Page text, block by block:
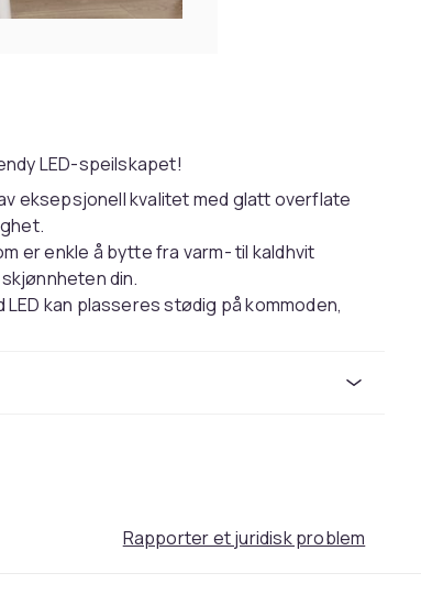
LED-speilskapet!
eksepsjonell kvalitet med glatt overflate
er enkle å bytte fra varm- til kaldhvit
din.
kan plasseres stødig på kommoden,
Rapporter et juridisk problem